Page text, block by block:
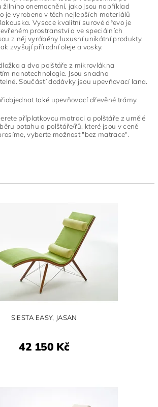
žilního onemocnění, jako jsou například
je vyrobeno v těch nejlepších materiálů
Vysoce kvalitní surové dřevo je
prostranství a ve speciálních
z něj vyráběny luxusní unikátní produkty.
zvyšují přírodní oleje a vosky.
a dva polštáře z mikrovlákna
nanotechnologie. Jsou snadno
Součástí dodávky jsou upevňovací lana.
také upevňovací dřevěné trámy.
příplatkovou matraci a polštáře z umělé
potahu a polštáře/řů, které jsou v ceně
vyberte možnost "bez matrace".
SIESTA EASY, JASAN
42 150 Kč